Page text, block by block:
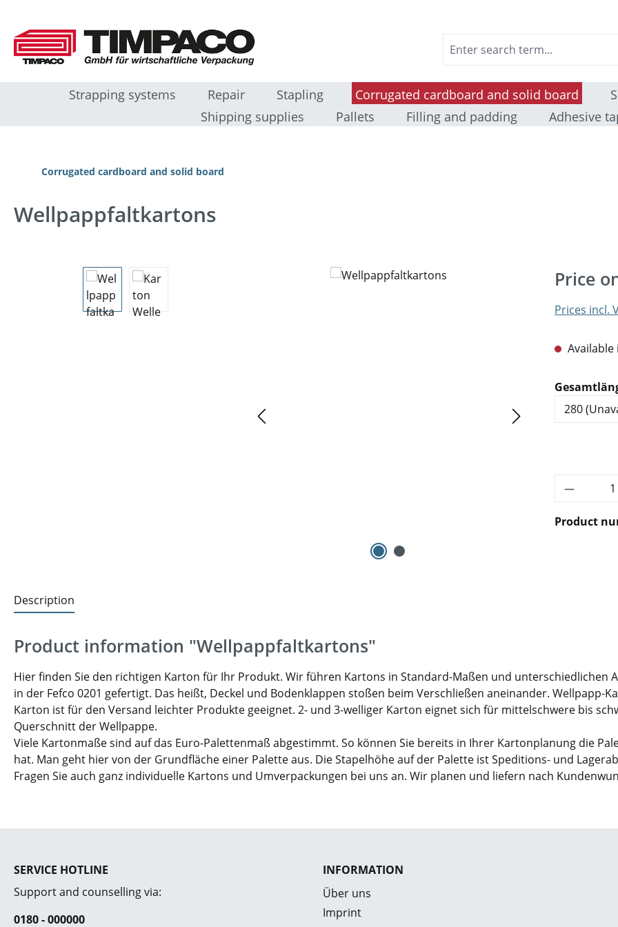
Strapping systems Repair Stapling Corrugated cardboard and solid board
Shipping supplies
Pallets Filling and padding Adhesive
Corrugated cardboard and solid board
Wellpappfaltkartons
Skip image gallery Price
Prices incl.
Available
Select
Product
Description
Product information "Wellpappfaltkartons"
Hier finden Sie den richtigen Karton für Ihr Produkt. Wir führen Kartons in Standard-Maßen und unterschiedlichen
in der Fefco 0201 gefertigt. Das heißt, Deckel und Bodenklappen stoßen beim Verschließen aneinander.
Karton ist für den Versand leichter Produkte geeignet. 2- und 3-welliger Karton eignet sich für mittelschwere bis
Querschnitt der Wellpappe.
Viele Kartonmaße sind auf das Euro-Palettenmaß abgestimmt. So können Sie bereits in Ihrer Kartonplanung die
hat. Man geht hier von der Grundfläche einer Palette aus. Die Stapelhöhe auf der Palette ist Speditions- und
Fragen Sie auch ganz individuelle Kartons und Umverpackungen bei uns an. Wir planen und liefern nach
SERVICE HOTLINE
Support and counselling via:
0180 - 000000
INFORMATION
Über uns
Imprint